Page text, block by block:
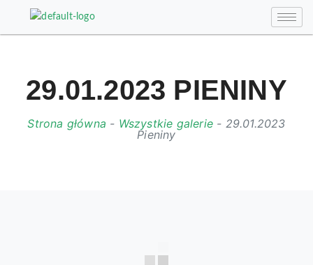
29.01.2023 PIENINY
Strona główna - Wszystkie galerie - 29.01.2023
Pieniny